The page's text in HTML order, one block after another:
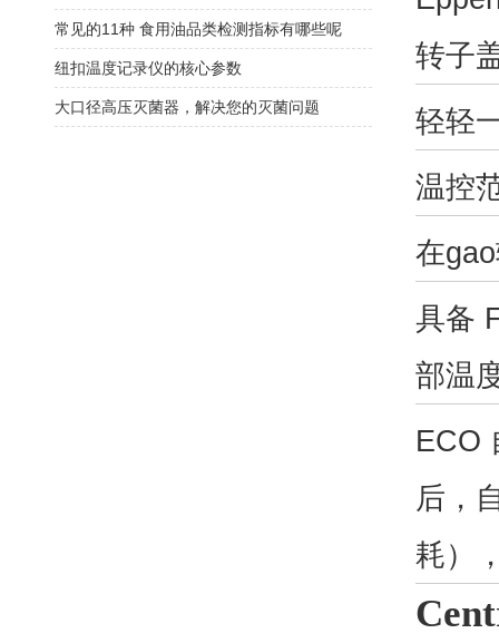
转子
轻轻
温控
在
具备
部温
ECO
后，
耗）
常见的11种 食用油品类检测指标有哪些呢
纽扣温度记录仪的核心参数
大口径高压灭菌器，解决您的灭菌问题